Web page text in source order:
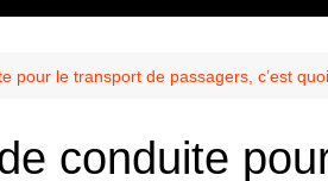
pour le transport de passagers, c’est
conduite